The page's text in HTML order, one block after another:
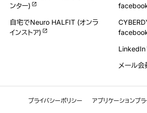
ンター)
自宅でNeuro HALFIT (オンラ
インストア)
LinkedIn
メール会
プライバシーポリシー アプリケーションプ